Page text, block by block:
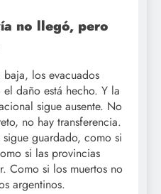
no llegó, pero
baja, los evacuados
el daño está hecho. Y la
sigue ausente. No
no hay transferencia.
guardado, como si
si las provincias
Como si los muertos no
argentinos.